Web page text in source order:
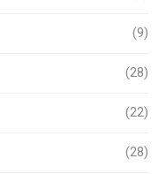
(9)
(28)
(22)
(28)